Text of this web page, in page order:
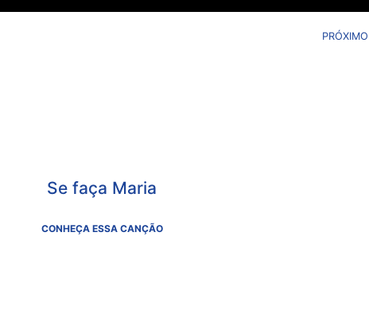
PRÓXIMO
Se faça Maria
CONHEÇA ESSA CANÇÃO